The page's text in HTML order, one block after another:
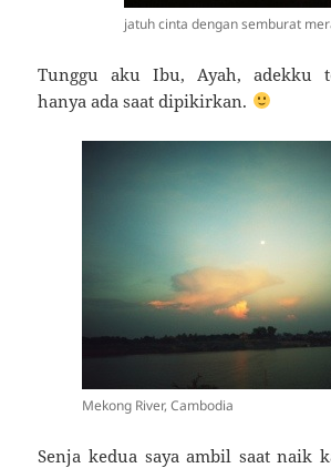
jatuh cinta dengan semburat
Tunggu aku Ibu, Ayah, adekku
hanya ada saat dipikirkan.
Mekong River, Cambodia
Senja kedua saya ambil saat naik